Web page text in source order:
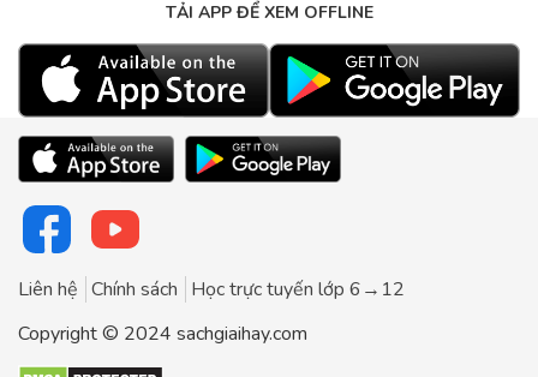
TẢI APP ĐỂ XEM OFFLINE
Liên hệ Chính sách Học trực tuyến lớp 6→12
Copyright © 2024 sachgiaihay.com